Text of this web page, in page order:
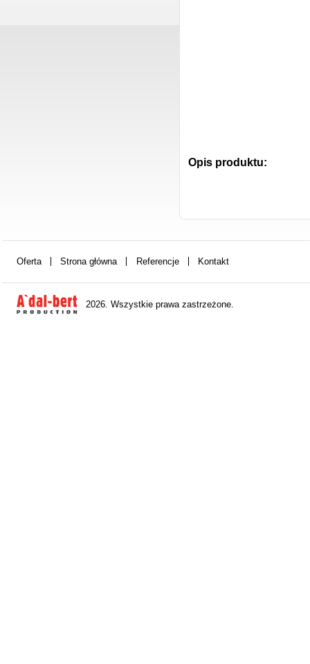
Opis produktu:
Oferta Strona główna Referencje Kontakt
2026. Wszystkie prawa zastrzeżone.